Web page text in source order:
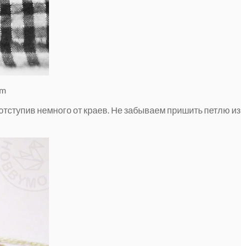
немного от краев. Не забываем пришить петлю из